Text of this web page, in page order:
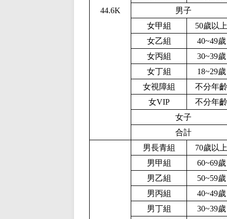
44.6K
男子
女甲組
50歲以上
女乙組
40~49歲
女丙組
30~39歲
女丁組
18~29歲
女視障組
不分年齡
女VIP
不分年齡
女子
合計
男長青組
70歲以上
男甲組
60~69歲
男乙組
50~59歲
男丙組
40~49歲
男丁組
30~39歲